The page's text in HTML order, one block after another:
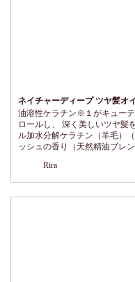
ネイチャーディープ ツヤ髪オ
油溶性ケラチン※１がキュー
ロールし、 深く美しいツヤ髪
ル加水分解ケラチン（羊毛）
ッシュの香り（天然精油ブレ
加水分解ケラチン（羊毛）（
ポンプ式なので使いやすい
が、べたつかず伸びもよく な
Rira